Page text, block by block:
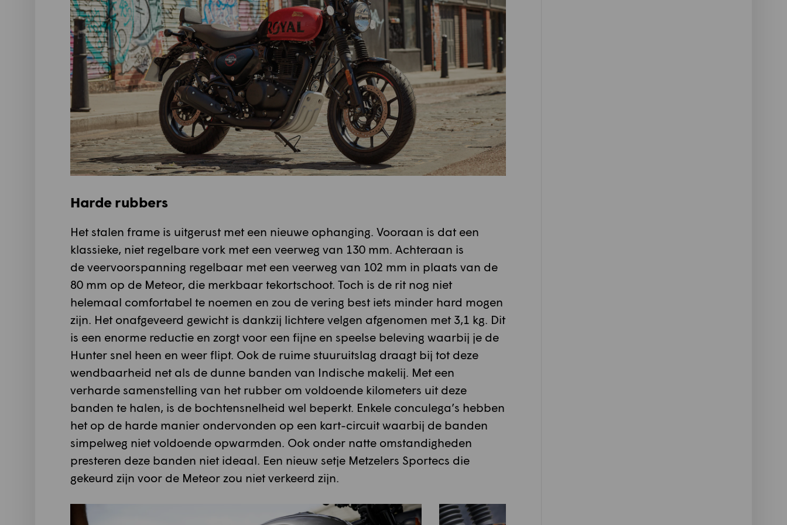
Harde rubbers
Het stalen frame is uitgerust met een nieuwe ophanging. Vooraan is dat een
klassieke, niet regelbare vork met een veerweg van 130 mm. Achteraan is
de veervoorspanning regelbaar met een veerweg van 102 mm in plaats van de
80 mm op de Meteor, die merkbaar tekortschoot. Toch is de rit nog niet
helemaal comfortabel te noemen en zou de vering best iets minder hard mogen
zijn. Het onafgeveerd gewicht is dankzij lichtere velgen afgenomen met 3,1 kg. Dit
is een enorme reductie en zorgt voor een fijne en speelse beleving waarbij je de
Hunter snel heen en weer flipt. Ook de ruime stuuruitslag draagt bij tot deze
wendbaarheid net als de dunne banden van Indische makelij. Met een
verharde samenstelling van het rubber om voldoende kilometers uit deze
banden te halen, is de bochtensnelheid wel beperkt. Enkele conculega’s hebben
het op de harde manier ondervonden op een kart-circuit waarbij de banden
simpelweg niet voldoende opwarmden. Ook onder natte omstandigheden
presteren deze banden niet ideaal. Een nieuw setje Metzelers Sportecs die
gekeurd zijn voor de Meteor zou niet verkeerd zijn.